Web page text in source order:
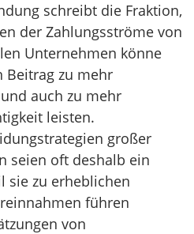
schreibt die Fraktion,
der Zahlungsströme von
Unternehmen könne
Beitrag zu mehr
auch zu mehr
leisten.
großer
seien oft deshalb ein
sie zu erheblichen
führen
von